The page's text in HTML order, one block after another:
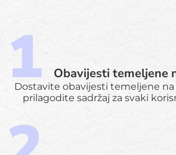
Obavijesti temeljene
Dostavite obavijesti temeljene
prilagodite sadržaj za svaki